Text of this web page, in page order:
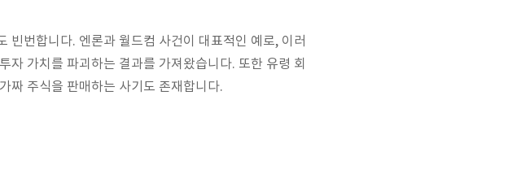
빈번합니다. 엔론과 월드컴 사건이 대표적인 예로, 이러
자 가치를 파괴하는 결과를 가져왔습니다. 또한 유령 회
짜 주식을 판매하는 사기도 존재합니다.